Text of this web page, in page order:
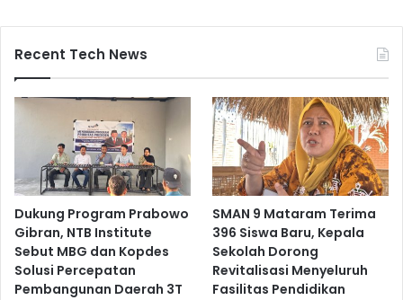
Recent Tech News
Dukung Program Prabowo
Gibran, NTB Institute
Sebut MBG dan Kopdes
Solusi Percepatan
Pembangunan Daerah 3T
SMAN 9 Mataram Terima
396 Siswa Baru, Kepala
Sekolah Dorong
Revitalisasi Menyeluruh
Fasilitas Pendidikan